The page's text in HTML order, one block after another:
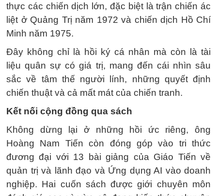
thực các chiến dịch lớn, đặc biệt là trận chiến ác
liệt ở Quảng Trị năm 1972 và chiến dịch Hồ Chí
Minh năm 1975.
Đây không chỉ là hồi ký cá nhân mà còn là tài
liệu quân sự có giá trị, mang đến cái nhìn sâu
sắc về tâm thế người lính, những quyết định
chiến thuật và cả mất mát của chiến tranh.
Kết nối cộng đồng qua sách
Không dừng lại ở những hồi ức riêng, ông
Hoàng Nam Tiến còn đóng góp vào tri thức
đương đại với 13 bài giảng của Giáo Tiến về
quản trị và lãnh đạo và Ứng dụng AI vào doanh
nghiệp. Hai cuốn sách được giới chuyên môn